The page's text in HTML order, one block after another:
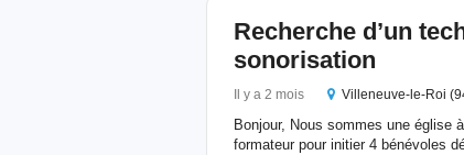
Recherche d’un
sonorisation
Il y a 2 mois Villeneuve-le-Roi
Bonjour, Nous sommes une église
formateur pour initier 4 bénévoles